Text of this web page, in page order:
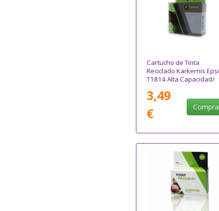
Cartucho de Tinta
Reciclado Karkemis
T1814 Alta Capacidad/
3,49
€